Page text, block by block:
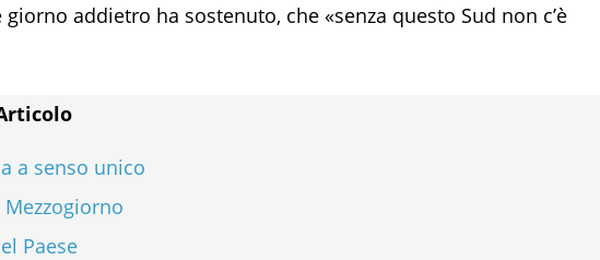
giorno addietro ha sostenuto, che «senza questo Sud non c’è
a senso unico
Mezzogiorno
Paese